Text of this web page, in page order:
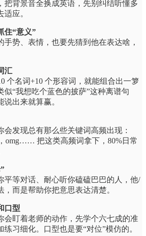
把背景音全换成英语，先别纠结听懂多
应。
住“意义”
手势、表情，也要先猜到他在表达啥，
汇
个名词+10 个形容词，就能组合出一箩
似“我想吃个蓝色的披萨”这种离谱句
出来就算赢。
会发现总有那么些关键词高频出现：
omg…… 把这类高频词拿下，80%日常
平等对话、耐心听你磕磕巴巴的人，他/
，而是帮助你把意思表达清楚。
口型
会盯着老师的动作，先学个六七成的准
练习细化。口型也是要“对位”模仿的。